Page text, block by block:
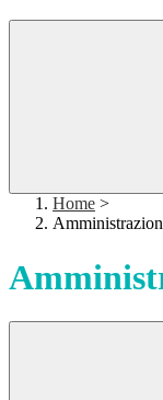
Home >